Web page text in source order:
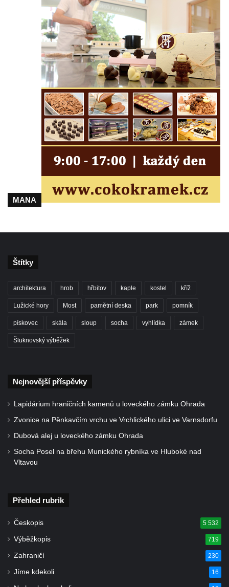
MANA
Štítky
architektura hrob hřbitov kaple kostel kříž
Lužické hory Most pamětní deska park pomník
pískovec skála sloup socha vyhlídka zámek
Šluknovský výběžek
Nejnovější příspěvky
Lapidárium hraničních kamenů u loveckého zámku Ohrada
Zvonice na Pěnkavčím vrchu ve Vrchlického ulici ve Varnsdorfu
Dubová alej u loveckého zámku Ohrada
Socha Posel na břehu Munického rybníka ve Hluboké nad
Vltavou
Přehled rubrik
Českopis 5 532
Výběžkopis 719
Zahraničí 230
Jíme kdekoli 16